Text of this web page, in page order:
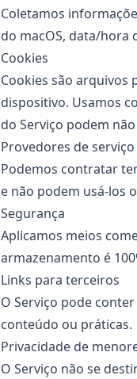
Coletamos
do macOS, data/hora
Cookies
Cookies são arquivos
dispositivo. Usamos
do Serviço podem
Provedores de serviço
Podemos contratar
e não podem usá-los
Segurança
Aplicamos meios
armazenamento é
Links para terceiros
O Serviço pode
conteúdo ou práticas.
Privacidade de
O Serviço não se